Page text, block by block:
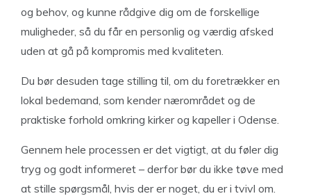
og behov, og kunne rådgive dig om de forskellige
muligheder, så du får en personlig og værdig afsked
uden at gå på kompromis med kvaliteten.
Du bør desuden tage stilling til, om du foretrækker en
lokal bedemand, som kender nærområdet og de
praktiske forhold omkring kirker og kapeller i Odense.
Gennem hele processen er det vigtigt, at du føler dig
tryg og godt informeret – derfor bør du ikke tøve med
at stille spørgsmål, hvis der er noget, du er i tvivl om.